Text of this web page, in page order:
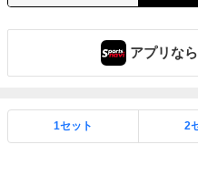
アプリな
1セット 2